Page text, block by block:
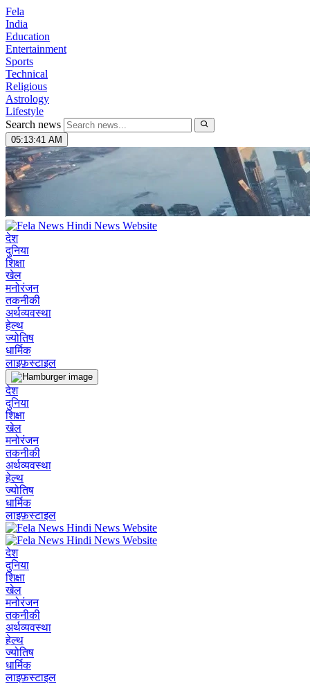
Fela
India
Education
Entertainment
Sports
Technical
Religious
Astrology
Lifestyle
Search news
05:13:43 AM
देश
दुनिया
शिक्षा
खेल
मनोरंजन
तकनीकी
अर्थव्यवस्था
हेल्थ
ज्योतिष
धार्मिक
लाइफ़स्टाइल
देश
दुनिया
शिक्षा
खेल
मनोरंजन
तकनीकी
अर्थव्यवस्था
हेल्थ
ज्योतिष
धार्मिक
लाइफ़स्टाइल
देश
दुनिया
शिक्षा
खेल
मनोरंजन
तकनीकी
अर्थव्यवस्था
हेल्थ
ज्योतिष
धार्मिक
लाइफ़स्टाइल